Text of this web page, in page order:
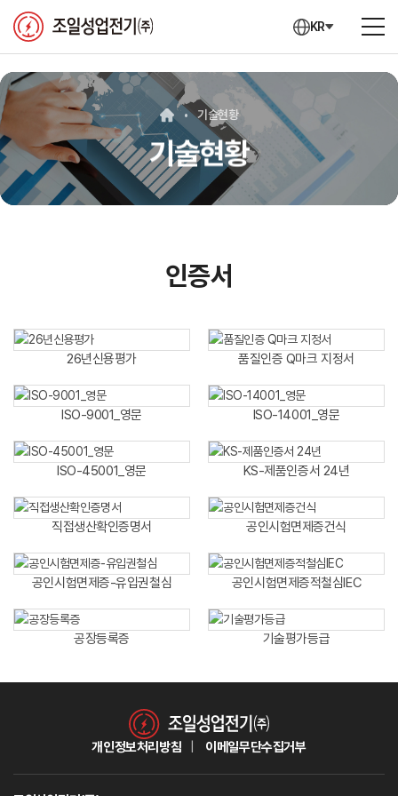
KR
기술현황
기술현황
인증서
26년신용평가 품질인증 Q마크 지정서
ISO-9001_영문 ISO-14001_영문
ISO-45001_영문 KS-제품인증서 24년
직접생산확인증명서 공인시험면제증건식
공인시험면제증-유입권철심 공인시험면제증적철심IEC
공장등록증 기술평가등급
개인정보처리방침 이메일무단수집거부